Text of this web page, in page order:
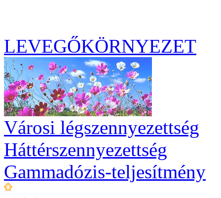
LEVEGŐKÖRNYEZET
Városi légszennyezettség
Háttérszennyezettség
Gammadózis-teljesítmény